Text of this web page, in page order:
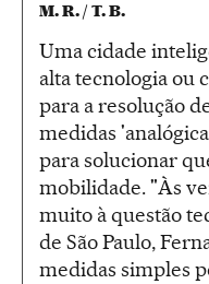
M. R. / T. B.
Uma cidade
alta tecnologia ou
para a resolução
medidas
para solucionar
mobilidade. "Às
muito à questão
de São Paulo,
medidas simples